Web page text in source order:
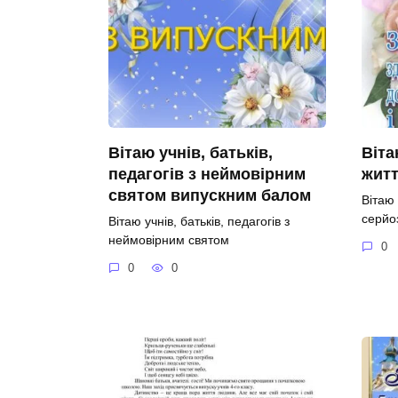
Вітаю учнів, батьків,
педагогів з неймовірним
святом випускним балом
Вітаю учнів, батьків, педагогів з
неймовірним святом
0 0
0